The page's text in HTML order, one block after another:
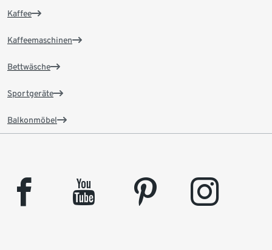
Kaffee
Kaffeemaschinen
Bettwäsche
Sportgeräte
Balkonmöbel
facebook youtube pinterest instagram